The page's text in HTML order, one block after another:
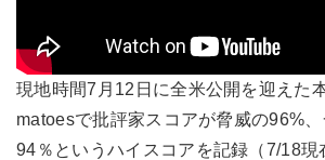
現地時間7月12日に全米公開を迎えた
matoesで批評家スコアが脅威の96%
94％というハイスコアを記録（7/18現